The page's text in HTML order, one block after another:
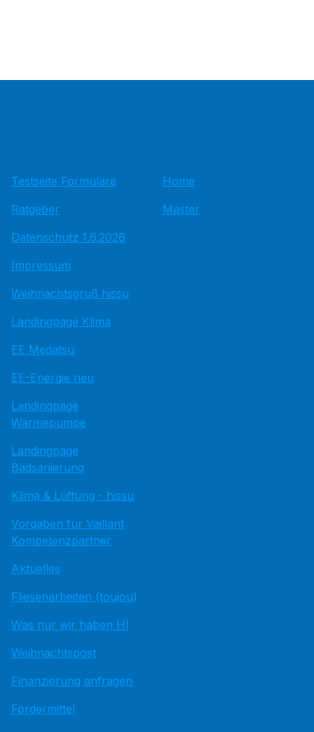
Testseite Formulare
Ratgeber
Datenschutz 1.6.2026
Impressum
Weihnachtsgruß hissu
Landingpage Klima
EE Medatsu
EE-Energie neu
Landingpage
Wärmepumpe
Landingpage
Badsanierung
Klima & Lüftung - hissu
Vorgaben für Vaillant
Kompetenzpartner
Aktuelles
Fliesenarbeiten (toujou)
Was nur wir haben HI
Weihnachtspost
Finanzierung anfragen
Fördermittel
Home
Master